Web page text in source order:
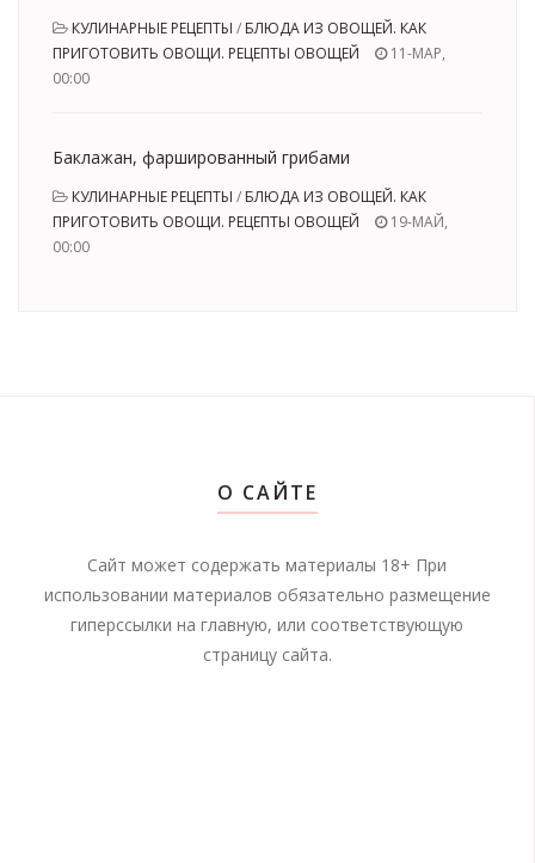
КУЛИНАРНЫЕ РЕЦЕПТЫ / БЛЮДА ИЗ ОВОЩЕЙ. КАК
ПРИГОТОВИТЬ ОВОЩИ. РЕЦЕПТЫ ОВОЩЕЙ
11-МАР,
00:00
Баклажан, фаршированный грибами
КУЛИНАРНЫЕ РЕЦЕПТЫ / БЛЮДА ИЗ ОВОЩЕЙ. КАК
ПРИГОТОВИТЬ ОВОЩИ. РЕЦЕПТЫ ОВОЩЕЙ
19-МАЙ,
00:00
О САЙТЕ
Сайт может содержать материалы 18+ При
использовании материалов обязательно размещение
гиперссылки на главную, или соответствующую
страницу сайта.